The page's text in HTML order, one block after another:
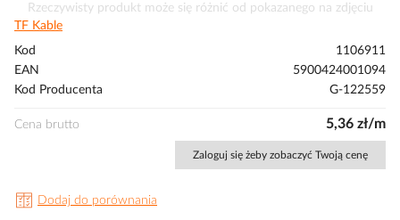
Przejdź
na
początek
Rzeczywisty produkt może się różnić od pokazanego na zdjęciu
TF Kable
Kod
1106911
EAN
5900424001094
Kod Producenta
G-122559
Cena brutto 5,36 zł/m
Zaloguj się żeby zobaczyć Twoją cenę
Dodaj do porównania